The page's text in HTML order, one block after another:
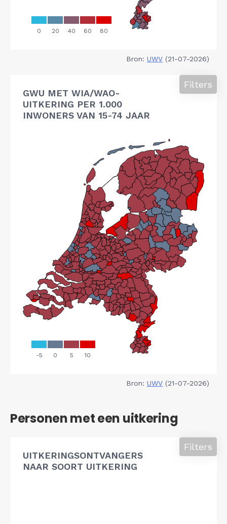
Bron: UWV (21-07-2026)
GWU MET WIA/WAO-
UITKERING PER 1.000
INWONERS VAN 15-74 JAAR
Filters
Bron: UWV (21-07-2026)
Personen met een uitkering
UITKERINGSONTVANGERS
NAAR SOORT UITKERING
Filters